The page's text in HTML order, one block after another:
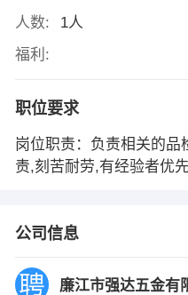
人数:
1人
福利:
职位要求
岗位职责：负责相关的品
责,刻苦耐劳,有经验者优
公司信息
廉江市强达五金有